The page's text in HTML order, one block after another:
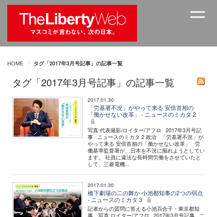
HOME タグ「2017年3月号記事」の記事一覧
タグ「2017年3月号記事」の記事一覧
2017.01.30
「労基署不況」がやって来る 安倍首相の
「働かせない改革」 - ニュースのミカタ 2
写真:代表撮影/ロイター/アフロ 2017年3月号記
事 ニュースのミカタ 2 政治 「労基署不況」が
やって来る 安倍首相の「働かせない改革」 労
働基準監督署が、日本を不況に陥れようとしてい
ます。 社員に違法な長時間労働をさせていたと
して、三菱電機...
2017.01.30
橋下劇場の二の舞か 小池都知事の2つの弱点
- ニュースのミカタ 3
記者からの質問に答える小池百合子・東京都知
事。写真:ロイター/アフロ 2017年3月号記事 ニ